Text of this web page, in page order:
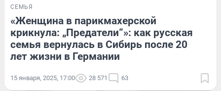
СЕМЬЯ
«Женщина в парикмахерской
крикнула: „Предатели“»: как русская
семья вернулась в Сибирь после 20
лет жизни в Германии
15 января, 2025, 17:00 28 571 63